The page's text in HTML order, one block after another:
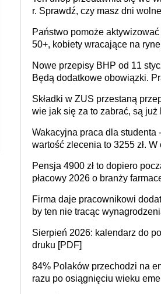
r. Sprawdź, czy masz dni
Państwo pomoże
50+, kobiety wracające na
osoby neuroatypowe.
na rzecz Inkluzywności w
Nowe przepisy BHP od 11
Będą dodatkowe obowiązki.
Składki w ZUS przestaną
wie jak się za to zabrać, są już
Wakacyjna praca dla studenta
wartość zlecenia to 3255 zł. W
ponad 10,7 tys. zł
Pensja 4900 zł to dopiero
płacowy 2026 o branży
Firma daje pracownikowi
by ten nie tracąc
sprawdza
Sierpień 2026: kalendarz do
druku [PDF]
84% Polaków przechodzi na
razu po osiągnięciu wieku